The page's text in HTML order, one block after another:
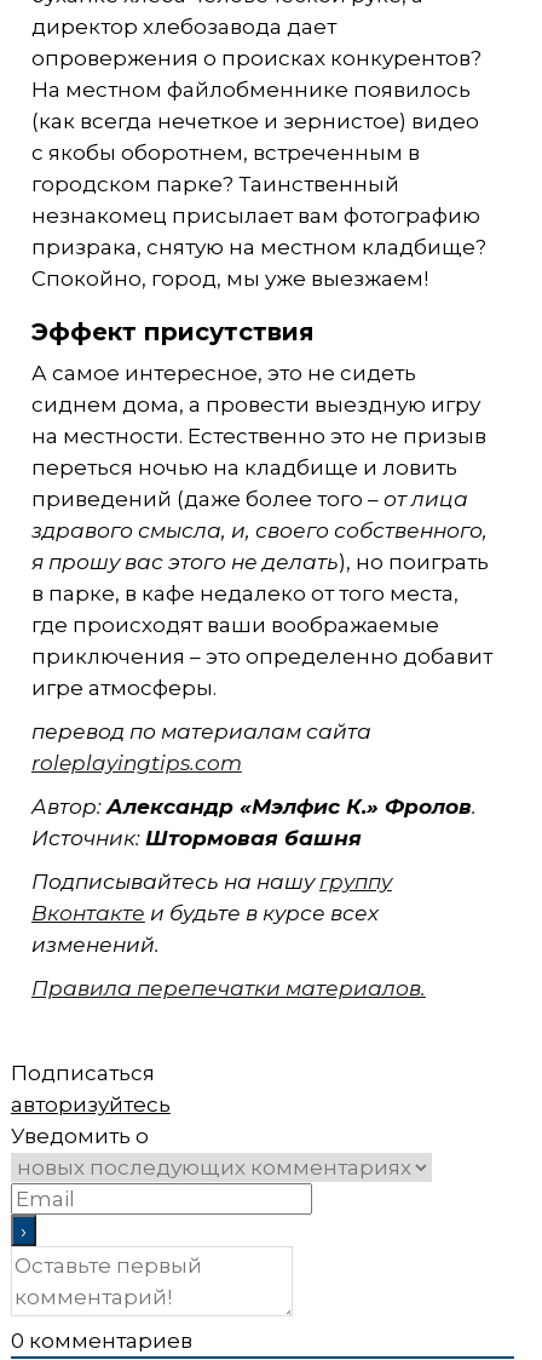
директор хлебозавода дает
опровержения о происках конкурентов?
На местном файлобменнике появилось
(как всегда нечеткое и зернистое) видео
с якобы оборотнем, встреченным в
городском парке? Таинственный
незнакомец присылает вам фотографию
призрака, снятую на местном кладбище?
Спокойно, город, мы уже выезжаем!
Эффект присутствия
А самое интересное, это не сидеть
сиднем дома, а провести выездную игру
на местности. Естественно это не призыв
переться ночью на кладбище и ловить
приведений (даже более того – от лица
здравого смысла, и, своего собственного,
я прошу вас этого не делать), но поиграть
в парке, в кафе недалеко от того места,
где происходят ваши воображаемые
приключения – это определенно добавит
игре атмосферы.
перевод по материалам сайта
roleplayingtips.com
Автор: Александр «Мэлфис К.» Фролов.
Источник: Штормовая башня
Подписывайтесь на нашу группу
Вконтакте и будьте в курсе всех
изменений.
Правила перепечатки материалов.
Подписаться
авторизуйтесь
Уведомить о
0 комментариев